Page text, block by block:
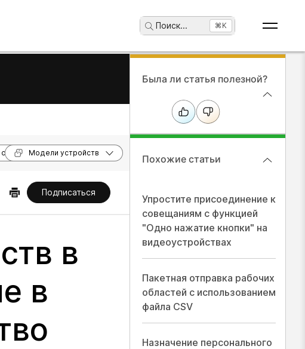
Поиск... ⌘K
Модели устройств
Подписаться
в
в
Была ли статья полезной?
Похожие статьи
Упростите присоединение к
совещаниям с функцией
"Одно нажатие кнопки" на
видеоустройствах
Пакетная отправка рабочих
областей с использованием
файла CSV
Назначение персонального